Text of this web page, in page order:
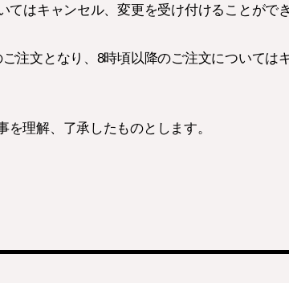
てはキャンセル、変更を受け付けることがで
注文となり、8時頃以降のご注文については
理解、了承したものとします。